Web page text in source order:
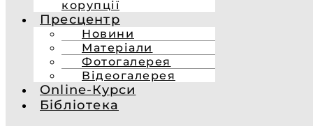
корупції
Пресцентр
Новини
Матеріали
Фотогалерея
Відеогалерея
Online-Курси
Бібліотека